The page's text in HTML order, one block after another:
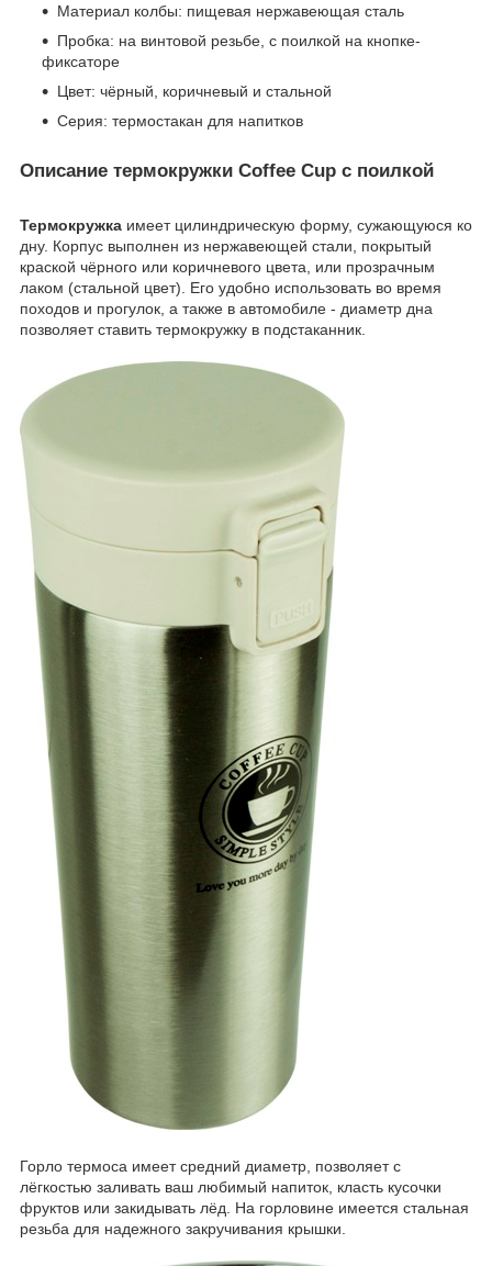
Материал колбы: пищевая нержавеющая сталь
Пробка: на винтовой резьбе, с поилкой на кнопке-
фиксаторе
Цвет: чёрный, коричневый и стальной
Серия: термостакан для напитков
Описание термокружки Coffee Cup с поилкой
Термокружка имеет цилиндрическую форму, сужающуюся ко
дну. Корпус выполнен из нержавеющей стали, покрытый
краской чёрного или коричневого цвета, или прозрачным
лаком (стальной цвет). Его удобно использовать во время
походов и прогулок, а также в автомобиле - диаметр дна
позволяет ставить термокружку в подстаканник.
Горло термоса имеет средний диаметр, позволяет с
лёгкостью заливать ваш любимый напиток, класть кусочки
фруктов или закидывать лёд. На горловине имеется стальная
резьба для надежного закручивания крышки.